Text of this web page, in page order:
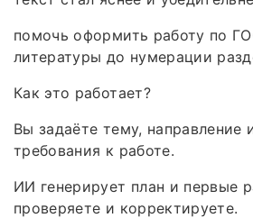
помочь оформить работу по
литературы до нумерации
Как это работает?
Вы задаёте тему, направление
требования к работе.
ИИ генерирует план и первые
проверяете и корректируете.